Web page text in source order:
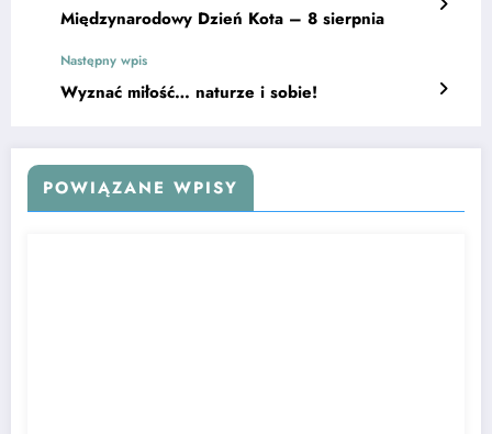
Międzynarodowy Dzień Kota – 8 sierpnia
Następny wpis
Wyznać miłość… naturze i sobie!
POWIĄZANE WPISY